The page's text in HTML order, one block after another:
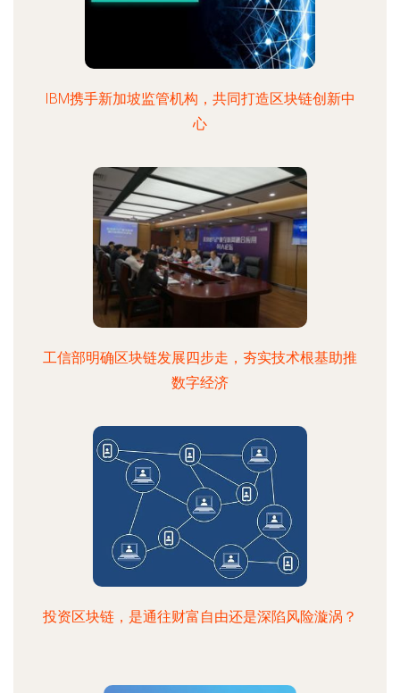
IBM携手新加坡监管机构，共同打造区块链创新中
心
工信部明确区块链发展四步走，夯实技术根基助推
数字经济
投资区块链，是通往财富自由还是深陷风险漩涡？